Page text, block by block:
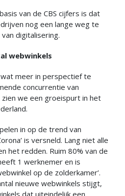
van de CBS cijfers is dat
nog een lange weg te
digitalisering.
webwinkels
meer in perspectief te
concurrentie van
we een groeispurt in het
in op de trend van
is versneld. Lang niet alle
het redden. Ruim 80% van de
1 werknemer en is
op de zolderkamer’.
nieuwe webwinkels stijgt,
dat uiteindelijk een